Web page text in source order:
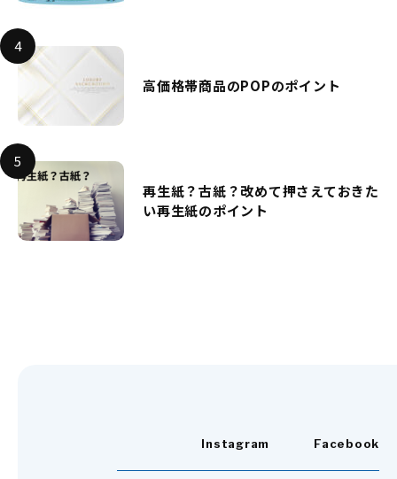
高価格帯商品のPOPのポイント
再生紙？古紙？改めて押さえておきた
い再生紙のポイント
Instagram Facebook